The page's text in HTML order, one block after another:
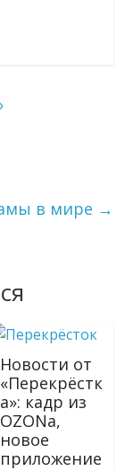
в мире →
Новости от
«Перекрёстк
а»: кадр из
OZONа,
новое
приложение